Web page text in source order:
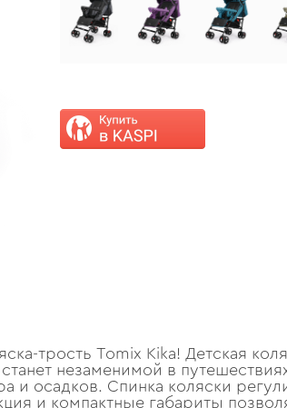
трость Tomix Kika! Детская
незаменимой в
осадков. Спинка коляски
и компактные габариты